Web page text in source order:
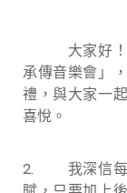
大家好！我
承傳音樂會」
禮，與大家一
喜悅。
2. 我深信每